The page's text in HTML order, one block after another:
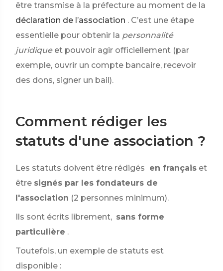
être transmise à la préfecture au moment de la
déclaration de l’association . C’est une étape
essentielle pour obtenir la personnalité
juridique et pouvoir agir officiellement (par
exemple, ouvrir un compte bancaire, recevoir
des dons, signer un bail).
Comment rédiger les
statuts d'une association ?
Les statuts doivent être rédigés en français et
être signés par les fondateurs de
l'association (2 personnes minimum).
Ils sont écrits librement, sans forme
particulière .
Toutefois, un exemple de statuts est
disponible :